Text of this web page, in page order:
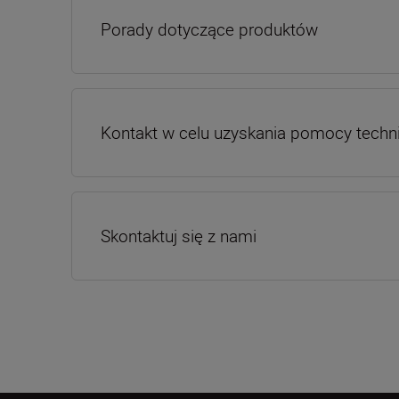
Porady dotyczące produktów
Kontakt w celu uzyskania pomocy
Skontaktuj się z nami